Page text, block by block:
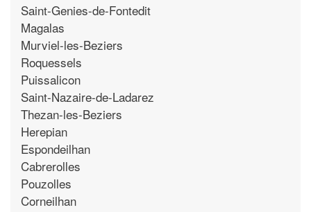
Saint-Genies-de-Fontedit
Magalas
Murviel-les-Beziers
Roquessels
Puissalicon
Saint-Nazaire-de-Ladarez
Thezan-les-Beziers
Herepian
Espondeilhan
Cabrerolles
Pouzolles
Corneilhan